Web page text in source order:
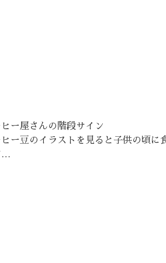
ー屋さんの階段サイン
ー豆のイラストを見ると子供の頃に
…